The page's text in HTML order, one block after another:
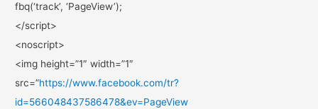
fbq(‘track’, ‘PageView’);
</script>
<noscript>
<img height=”1″ width=”1″
src=”https://www.facebook.com/tr?
id=566048437586478&ev=PageView